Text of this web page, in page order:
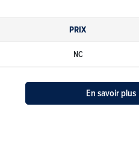
PRIX
NC
En savoir plus